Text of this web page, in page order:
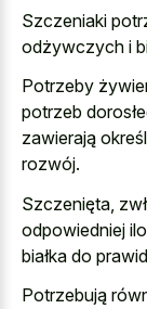
Szczeniaki
odżywczych i
Potrzeby
potrzeb
zawierają
rozwój.
Szczenięta,
odpowiedniej
białka do
Potrzebują